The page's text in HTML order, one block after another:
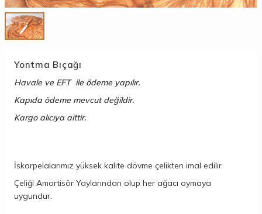
Yontma Bıçağı
Havale ve EFT ile ödeme yapılır.
Kapıda ödeme mevcut değildir.
Kargo alıcıya aittir.
İskarpelalarımız yüksek kalite dövme çelikten imal edilir
Çeliği Amortisör Yaylarından olup her ağacı oymaya
uygundur.